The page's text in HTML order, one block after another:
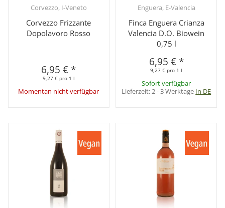
Corvezzo, I-Veneto
Corvezzo Frizzante
Dopolavoro Rosso
6,95 € *
9,27 € pro 1 l
Momentan nicht verfügbar
Enguera, E-Valencia
Finca Enguera Crianza
Valencia D.O. Biowein
0,75 l
6,95 € *
9,27 € pro 1 l
Sofort verfügbar
Lieferzeit:2 - 3 Werktage In DE